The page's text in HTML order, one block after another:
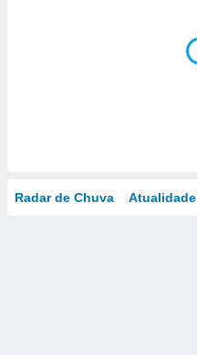
Radar de Chuva Atualidade